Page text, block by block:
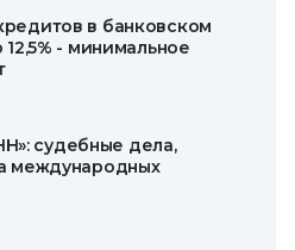
в банковском
- минимальное
судебные дела,
международных